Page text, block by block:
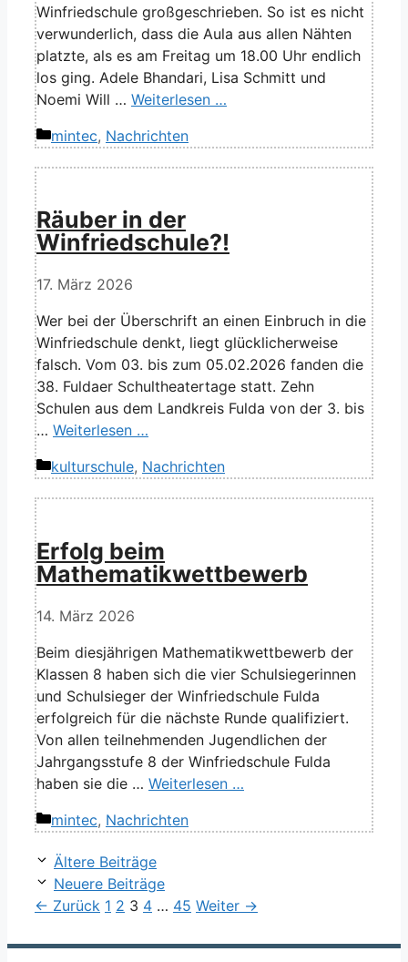
Winfriedschule großgeschrieben. So ist es nicht
verwunderlich, dass die Aula aus allen Nähten
platzte, als es am Freitag um 18.00 Uhr endlich
los ging. Adele Bhandari, Lisa Schmitt und
Noemi Will … Weiterlesen …
Kategorien
mintec, Nachrichten
Räuber in der
Winfriedschule?!
17. März 2026
Wer bei der Überschrift an einen Einbruch in die
Winfriedschule denkt, liegt glücklicherweise
falsch. Vom 03. bis zum 05.02.2026 fanden die
38. Fuldaer Schultheatertage statt. Zehn
Schulen aus dem Landkreis Fulda von der 3. bis
… Weiterlesen …
Kategorien
kulturschule, Nachrichten
Erfolg beim
Mathematikwettbewerb
14. März 2026
Beim diesjährigen Mathematikwettbewerb der
Klassen 8 haben sich die vier Schulsiegerinnen
und Schulsieger der Winfriedschule Fulda
erfolgreich für die nächste Runde qualifiziert.
Von allen teilnehmenden Jugendlichen der
Jahrgangsstufe 8 der Winfriedschule Fulda
haben sie die … Weiterlesen …
Kategorien
mintec, Nachrichten
Ältere Beiträge
Neuere Beiträge
← Zurück Seite
1 Seite
2 Seite
3 Seite
4 … Seite
45 Weiter →